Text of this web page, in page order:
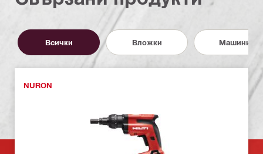
Всички Вложки Машини
NURON